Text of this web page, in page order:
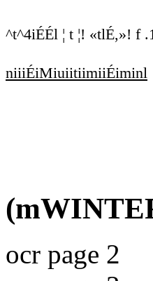
^t^4iÉÉl ¦ t ¦! «tlÉ,»! f .1
niiiÉiMiuiitiimiiÉiminl
ocr page 2